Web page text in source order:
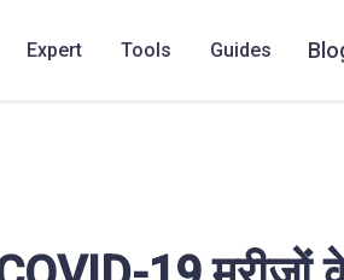
Expert Tools Guides